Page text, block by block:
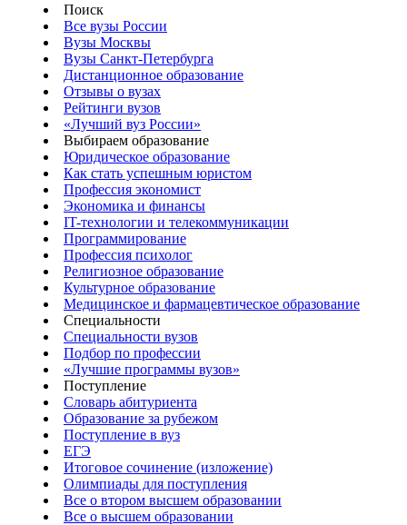
Поиск
Все вузы России
Вузы Москвы
Вузы Санкт-Петербурга
Дистанционное образование
Отзывы о вузах
Рейтинги вузов
«Лучший вуз России»
Выбираем образование
Юридическое образование
Как стать успешным юристом
Профессия экономист
Экономика и финансы
IT-технологии и телекоммуникации
Программирование
Профессия психолог
Религиозное образование
Культурное образование
Медицинское и фармацевтическое образование
Специальности
Специальности вузов
Подбор по профессии
«Лучшие программы вузов»
Поступление
Словарь абитуриента
Образование за рубежом
Поступление в вуз
ЕГЭ
Итоговое сочинение (изложение)
Олимпиады для поступления
Все о втором высшем образовании
Все о высшем образовании